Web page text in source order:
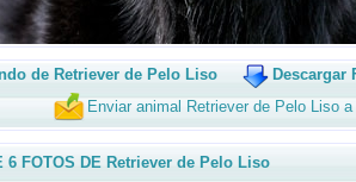
de Retriever de Pelo Liso
Descargar
Enviar animal Retriever de Pelo Liso
6 FOTOS DE Retriever de Pelo Liso